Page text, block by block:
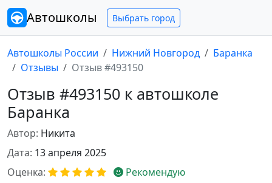
Автошколы Выбрать город
Автошколы России Нижний Новгород
Баранка
Отзывы
Отзыв #493150
Отзыв #493150 к автошколе
Баранка
Автор: Никита
Дата: 13 апреля 2025
Оценка:
Рекомендую